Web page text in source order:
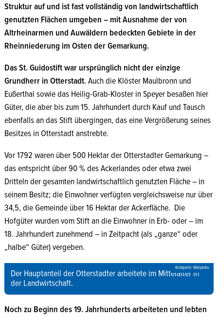
Struktur auf und ist fast vollständig von landwirtschaftlich
genutzten Flächen umgeben – mit Ausnahme der von
Altrheinarmen und Auwäldern bedeckten Gebiete in der
Rheinniederung im Osten der Gemarkung.
Das St. Guidostift war ursprünglich nicht der einzige
Grundherr in Otterstadt.Auch die Klöster Maulbronn und
Eußerthal sowie das Heilig-Grab-Kloster in Speyer besaßen hier
Güter, die aber bis zum 15. Jahrhundert durch Kauf und Tausch
ebenfalls an das Stift übergingen, das eine Vergrößerung seines
Besitzes in Otterstadt anstrebte.
Vor 1792 waren über 500 Hektar der Otterstadter Gemarkung –
das entspricht über 90 % des Ackerlandes oder etwa zwei
Dritteln der gesamten landwirtschaftlich genutzten Fläche – in
seinem Besitz; die Einwohner verfügten vergleichsweise nur über
34,5, die Gemeinde über 16 Hektar der Ackerfläche. Die
Hofgüter wurden vom Stift an die Einwohner in Erb- oder – im
18. Jahrhundert zunehmend – in Zeitpacht (als „ganze“ oder
„halbe“ Güter) vergeben.
Bildquelle: Wikipedia
Der Hauptanteil der Otterstadter arbeitete im Mittelalter in
der Landwirtschaft.
Noch zu Beginn des 19. Jahrhunderts arbeiteten und lebten